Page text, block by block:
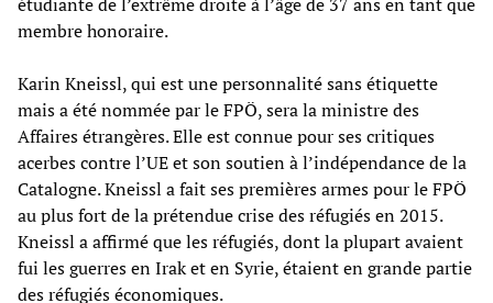
membre honoraire.
Karin Kneissl, qui est une personnalité sans étiquette
mais a été nommée par le FPÖ, sera la ministre des
Affaires étrangères. Elle est connue pour ses critiques
acerbes contre l’UE et son soutien à l’indépendance de la
Catalogne. Kneissl a fait ses premières armes pour le FPÖ
au plus fort de la prétendue crise des réfugiés en 2015.
Kneissl a affirmé que les réfugiés, dont la plupart avaient
fui les guerres en Irak et en Syrie, étaient en grande partie
des réfugiés économiques.